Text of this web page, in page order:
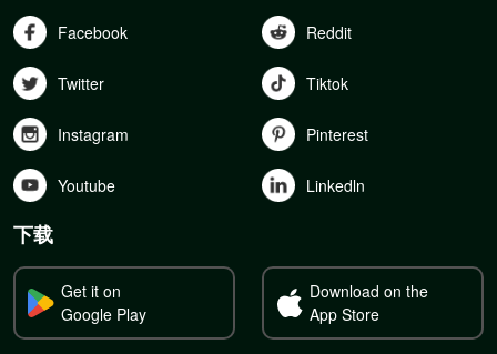
Facebook Reddit
Twitter Tiktok
Instagram Pinterest
Youtube Linkedln
下载
Get it on
Google Play
Download on the
App Store